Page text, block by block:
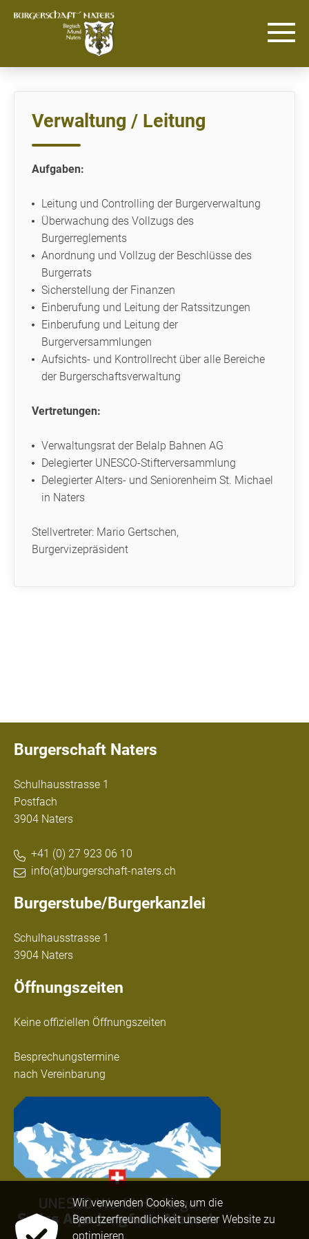
Verwaltung / Leitung
Aufgaben:
Leitung und Controlling der Burgerverwaltung
Überwachung des Vollzugs des
Burgerreglements
Anordnung und Vollzug der Beschlüsse des
Burgerrats
Sicherstellung der Finanzen
Einberufung und Leitung der Ratssitzungen
Einberufung und Leitung der
Burgerversammlungen
Aufsichts- und Kontrollrecht über alle Bereiche
der Burgerschaftsverwaltung
Vertretungen:
Verwaltungsrat der Belalp Bahnen AG
Delegierter UNESCO-Stifterversammlung
Delegierter Alters- und Seniorenheim St. Michael
in Naters
Stellvertreter: Mario Gertschen,
Burgervizepräsident
Burgerschaft Naters
Schulhausstrasse 1
Postfach
3904 Naters
+41 (0) 27 923 06 10
info(at)burgerschaft-naters.ch
Burgerstube/Burgerkanzlei
Schulhausstrasse 1
3904 Naters
Öffnungszeiten
Keine offiziellen Öffnungszeiten
Besprechungstermine
nach Vereinbarung
Wir verwenden Cookies, um die
Benutzerfreundlichkeit unserer Website zu
optimieren.